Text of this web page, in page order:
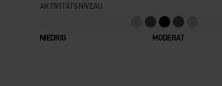
AKTIVITÄTSNIVEAU
NIEDRIG MODERAT